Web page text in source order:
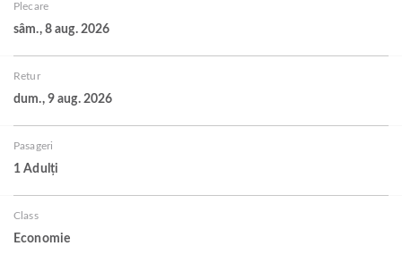
Plecare
sâm., 8 aug. 2026
Retur
dum., 9 aug. 2026
Pasageri
1 Adulți
Class
Economie